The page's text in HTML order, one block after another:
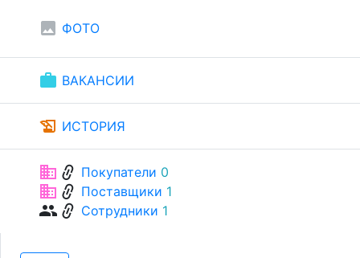
image ФОТО
work ВАКАНСИИ
history_edu ИСТОРИЯ
businesslink Покупатели 0
businesslink Поставщики 1
grouplink Сотрудники 1